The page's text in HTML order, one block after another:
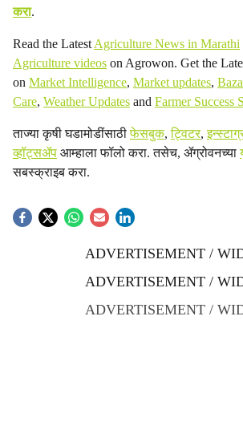
करा.
Read the Latest Agriculture News in Marathi
Agriculture videos on Agrowon. Get the
on Market Intelligence, Market updates,
Care, Weather Updates and Farmer Success
ताज्या कृषी घडामोडींसाठीफेसबुक,ट्विटर,
व्हॉट्सॲप आम्हाला फॉलो करा. तसेच, ॲग्रोवनच्या
सबस्क्राइब करा.
ADVERTISEMENT /
ADVERTISEMENT /
ADVERTISEMENT /